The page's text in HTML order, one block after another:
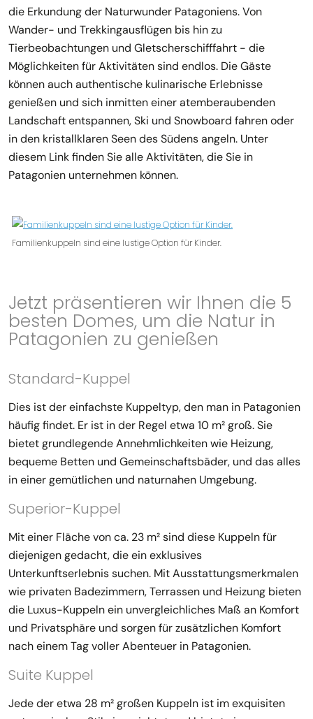
die Erkundung der Naturwunder Patagoniens. Von
Wander- und Trekkingausflügen bis hin zu
Tierbeobachtungen und Gletscherschifffahrt - die
Möglichkeiten für Aktivitäten sind endlos. Die Gäste
können auch authentische kulinarische Erlebnisse
genießen und sich inmitten einer atemberaubenden
Landschaft entspannen, Ski und Snowboard fahren oder
in den kristallklaren Seen des Südens angeln. Unter
diesem Link finden Sie alle Aktivitäten, die Sie in
Patagonien unternehmen können.
Familienkuppeln sind eine lustige Option für Kinder.
Jetzt präsentieren wir Ihnen die 5
besten Domes, um die Natur in
Patagonien zu genießen
Standard-Kuppel
Dies ist der einfachste Kuppeltyp, den man in Patagonien
häufig findet. Er ist in der Regel etwa 10 m² groß. Sie
bietet grundlegende Annehmlichkeiten wie Heizung,
bequeme Betten und Gemeinschaftsbäder, und das alles
in einer gemütlichen und naturnahen Umgebung.
Superior-Kuppel
Mit einer Fläche von ca. 23 m² sind diese Kuppeln für
diejenigen gedacht, die ein exklusives
Unterkunftserlebnis suchen. Mit Ausstattungsmerkmalen
wie privaten Badezimmern, Terrassen und Heizung bieten
die Luxus-Kuppeln ein unvergleichliches Maß an Komfort
und Privatsphäre und sorgen für zusätzlichen Komfort
nach einem Tag voller Abenteuer in Patagonien.
Suite Kuppel
Jede der etwa 28 m² großen Kuppeln ist im exquisiten